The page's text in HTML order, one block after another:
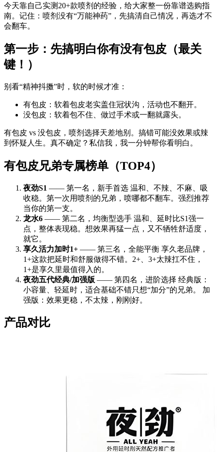
今天靠自己实测20+款喷剂的经验，给大家整一份靠谱选购指
南。记住：喷剂没有“万能神药”，先搞清自己情况，再选才不
会翻车。
第一步：先搞明白你有没有包皮（最关
键！）
别看“精神抖擞”时，软的时候才准：
有包皮：软着包皮老实盖住冠状沟，活动也不翻开。
没包皮：软着包不住、做过手术或一翻就露头。
有包皮 vs 没包皮，喷剂选择天差地别。搞错可能没效果或辣
到怀疑人生。真不确定？私信我，我一分钟帮你看明白。
有包皮兄弟专属榜单（TOP4）
夜劲S1 —— 第一名，新手首选 温和、不辣、不麻、吸
收稳。第一次用喷剂的兄弟，喷哪都不翻车。强烈推荐
当你的第一支。
龙水6 —— 第二名，均衡型选手 温和、延时比S1强一
点，整体表现稳。想效果再猛一点，又不牺牲舒适度，
就它。
享久活力加时1+ —— 第三名，全能平衡 享久老品牌，
1+这款把延时和舒服做得不错。2+、3+太辣扛不住，
1+是享久里最值得入的。
夜劲五代经典/加强版 —— 第四名，进阶选择 经典版：
小容量、轻延时，适合基础不错只想“加分”的兄弟。 加
强版：效果更稳，不太辣，刚刚好。
产品对比